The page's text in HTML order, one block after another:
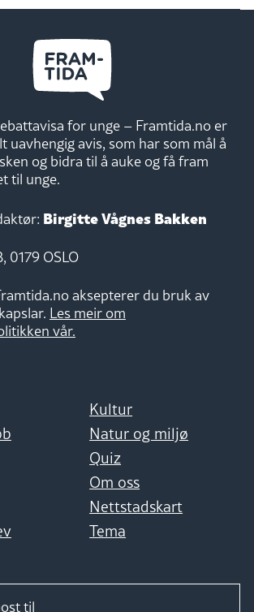
for unge – Framtida.no er
uavhengig avis, som har som mål å
og bidra til å auke og få fram
til unge.
Birgitte Vågnes Bakken
0179 OSLO
aksepterer du bruk av
Les meir om
vår.
Kultur
Natur og miljø
Quiz
Om oss
Nettstadskart
Tema
til